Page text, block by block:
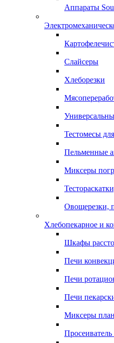
Аппараты
Слайсеры
Хлеборезки
Тестомесы
Пельменные
Миксеры
Овощерезки,
Хлебопекарное и
Шкафы
Печи
Печи
Печи
Миксеры